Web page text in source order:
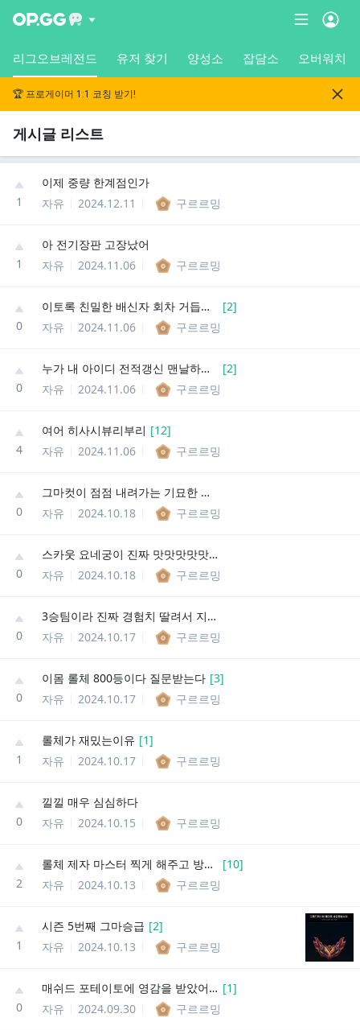
리그오브레전드 유저 찾기 양성소 잡담소 오버워치
🏆 프로게이머 1:1 코칭 받기!
게시글 리스트
1
이제 중량 한계점인가
자유
2024.12.11 구르르밍
1
아 전기장판 고장났어
자유
2024.11.06 구르르밍
0
이토록 친밀한 배신자 회차 거듭할수록 짜증나넹 [2]
자유
2024.11.06 구르르밍
0
누가 내 아이디 전적갱신 맨날하는거같어 [2]
자유
2024.11.06 구르르밍
4
여어 히사시뷰리부리 [12]
자유
2024.11.06 구르르밍
0
그마컷이 점점 내려가는 기묘한 상황 ㅋㅋㅋ
자유
2024.10.18 구르르밍
0
스카웃 요네궁이 진짜 맛맛맛맛맛 없음
자유
2024.10.18 구르르밍
0
3승팀이라 진짜 경험치 딸려서 지는건가??
자유
2024.10.17 구르르밍
0
이몸 롤체 800등이다 질문받는다 [3]
자유
2024.10.17 구르르밍
1
롤체가 재밌는이유 [1]
자유
2024.10.17 구르르밍
0
낄낄 매우 심심하다
자유
2024.10.15 구르르밍
2
롤체 제자 마스터 찍게 해주고 방생함 [10]
자유
2024.10.13 구르르밍
1
시즌 5번째 그마승급 [2]
자유
2024.10.13 구르르밍
0
매쉬드 포테이토에 영감을 받았어 !!! [1]
자유
2024.09.30 구르르밍